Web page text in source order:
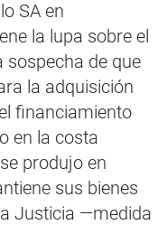
SA en
la lupa sobre el
sospecha de que
la adquisición
financiamiento
en la costa
produjo en
sus bienes
Justicia —medida